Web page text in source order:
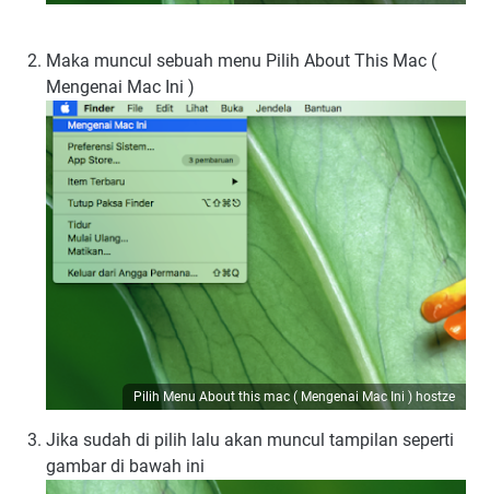
Maka muncul sebuah menu Pilih About This Mac (
Mengenai Mac Ini )
Pilih Menu About this mac ( Mengenai Mac Ini ) hostze
Jika sudah di pilih lalu akan muncul tampilan seperti
gambar di bawah ini